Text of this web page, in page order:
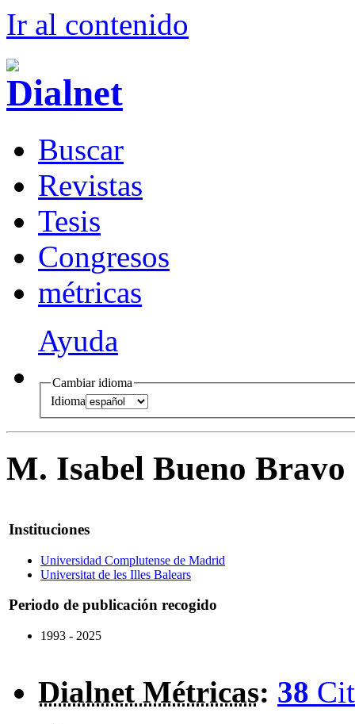
Ir al contenido
Buscar
Revistas
Tesis
Congresos
métricas
Ayuda
Cambiar idioma
Idioma
M. Isabel Bueno Bravo
Instituciones
Universidad Complutense de Madrid
Universitat de les Illes Balears
Periodo de publicación recogido
1993 - 2025
Dialnet Métricas: 38